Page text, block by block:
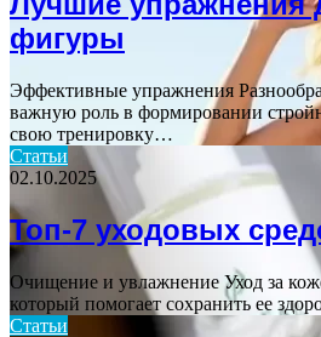
фигуры
Эффективные упражнения
важную роль в формировании
свою тренировку…
Статьи
02.10.2025
Топ-7 уходовых
Очищение и увлажнение Уход за
который помогает сохранить ее
Статьи